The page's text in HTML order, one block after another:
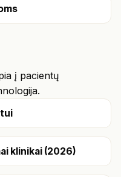
į pacientų
klinikai (2026)